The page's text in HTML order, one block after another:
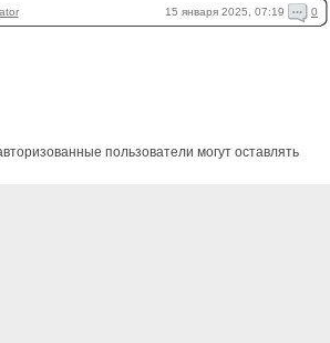
15 января 2025, 07:19 0
пользователи могут оставлять